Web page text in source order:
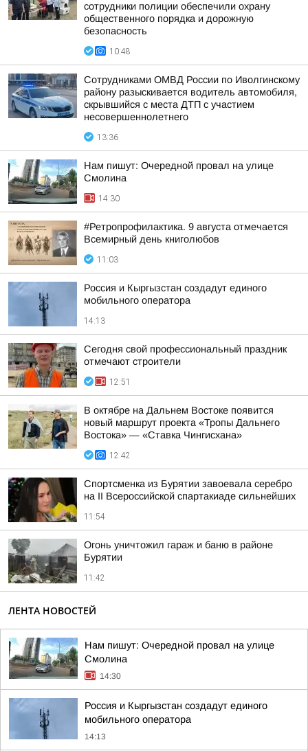
сотрудники полиции обеспечили охрану
общественного порядка и дорожную
безопасность
10:48
Сотрудниками ОМВД России по Иволгинскому
району разыскивается водитель автомобиля,
скрывшийся с места ДТП с участием
несовершеннолетнего
13:36
Нам пишут: Очередной провал на улице
Смолина
14:30
#Ретропрофилактика. 9 августа отмечается
Всемирный день книголюбов
11:03
Россия и Кыргызстан создадут единого
мобильного оператора
14:13
Сегодня свой профессиональный праздник
отмечают строители
12:51
В октябре на Дальнем Востоке появится
новый маршрут проекта «Тропы Дальнего
Востока» — «Ставка Чингисхана»
12:42
Спортсменка из Бурятии завоевала серебро
на II Всероссийской спартакиаде сильнейших
11:54
Огонь уничтожил гараж и баню в районе
Бурятии
11:42
ЛЕНТА НОВОСТЕЙ
Нам пишут: Очередной провал на улице
Смолина
14:30
Россия и Кыргызстан создадут единого
мобильного оператора
14:13